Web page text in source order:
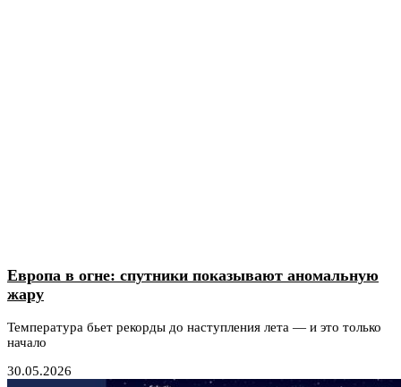
Европа в огне: спутники показывают аномальную
жару
Температура бьет рекорды до наступления лета — и это только
начало
30.05.2026